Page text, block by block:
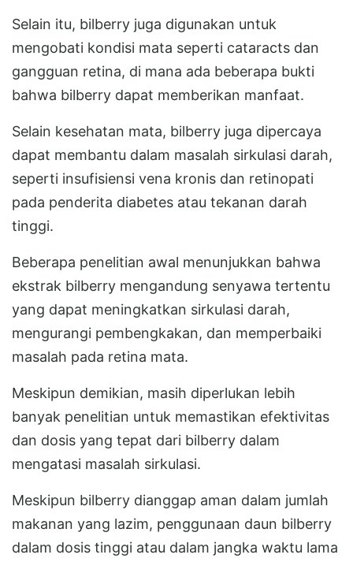
Selain itu, bilberry juga digunakan untuk
mengobati kondisi mata seperti cataracts dan
gangguan retina, di mana ada beberapa bukti
bahwa bilberry dapat memberikan manfaat.
Selain kesehatan mata, bilberry juga dipercaya
dapat membantu dalam masalah sirkulasi darah,
seperti insufisiensi vena kronis dan retinopati
pada penderita diabetes atau tekanan darah
tinggi.
Beberapa penelitian awal menunjukkan bahwa
ekstrak bilberry mengandung senyawa tertentu
yang dapat meningkatkan sirkulasi darah,
mengurangi pembengkakan, dan memperbaiki
masalah pada retina mata.
Meskipun demikian, masih diperlukan lebih
banyak penelitian untuk memastikan efektivitas
dan dosis yang tepat dari bilberry dalam
mengatasi masalah sirkulasi.
Meskipun bilberry dianggap aman dalam jumlah
makanan yang lazim, penggunaan daun bilberry
dalam dosis tinggi atau dalam jangka waktu lama